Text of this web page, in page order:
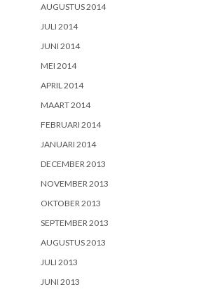
AUGUSTUS 2014
JULI 2014
JUNI 2014
MEI 2014
APRIL 2014
MAART 2014
FEBRUARI 2014
JANUARI 2014
DECEMBER 2013
NOVEMBER 2013
OKTOBER 2013
SEPTEMBER 2013
AUGUSTUS 2013
JULI 2013
JUNI 2013